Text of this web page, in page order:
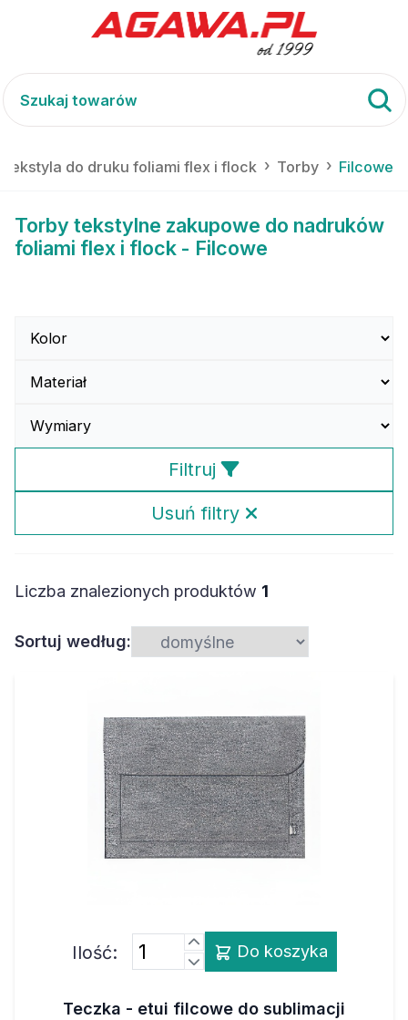
tekstyla do druku foliami flex i flock Torby Filcowe
Torby tekstylne zakupowe do nadruków
foliami flex i flock - Filcowe
Filtruj
Usuń filtry
Liczba znalezionych produktów 1
Sortuj według:
Ilość: Do koszyka
Teczka - etui filcowe do sublimacji